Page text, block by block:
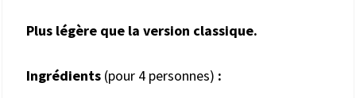
Plus légère que la version classique.
Ingrédients (pour 4 personnes) :